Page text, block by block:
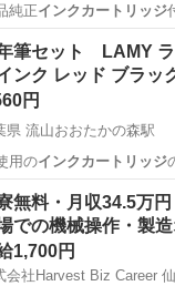
純正インクカートリッジ
立花駅 プリンター
筆セット LAMY
ンク レッド ブラッ
円
県 流山おおたかの森駅
使用のインクカートリッジ
流山おおたかの森駅
無料・月収34.5万
での機械操作・製
1,700円
会社Harvest Biz Career